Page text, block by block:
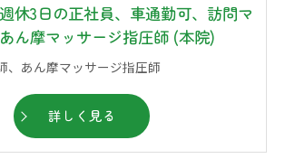
休3日の正社員、車通勤可、訪問マ
ん摩マッサージ指圧師 (本院)
、あん摩マッサージ指圧師
詳しく見る